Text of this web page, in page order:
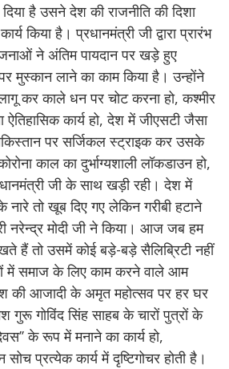
है उसने देश की राजनीति की दिशा
किया है। प्रधानमंत्री जी द्वारा प्रारंभ
ने अंतिम पायदान पर खड़े हुए
मुस्कान लाने का काम किया है। उन्होंने
कर काले धन पर चोट करना हो, कश्मीर
कार्य हो, देश में जीएसटी जैसा
पर सर्जिकल स्ट्राइक कर उसके
काल का दुर्भाग्यशाली लॉकडाउन हो,
जी के साथ खड़ी रही। देश में
तो खूब दिए गए लेकिन गरीबी हटाने
नरेन्द्र मोदी जी ने किया। आज जब हम
हैं तो उसमें कोई बड़े-बड़े सैलिब्रिटी नहीं
में समाज के लिए काम करने वाले आम
की आजादी के अमृत महोत्सव पर हर घर
गुरू गोविंद सिंह साहब के चारों पुत्रों के
के रूप में मनाने का कार्य हो,
सोच प्रत्येक कार्य में दृष्टिगोचर होती है।